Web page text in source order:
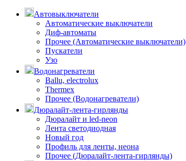
Автовыключатели
Автоматические выключатели
Диф-автоматы
Прочее (Автоматические выключатели)
Пускатели
Узо
Водонагреватели
Ballu, electrolux
Thermex
Прочее (Водонагреватели)
Дюралайт-лента-гирлянды
Дюралайт и led-neon
Лента светодиодная
Новый год
Профиль для ленты, неона
Прочее (Дюралайт-лента-гирлянды)